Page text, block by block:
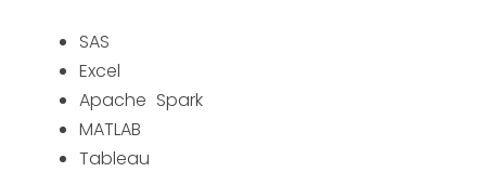
SAS
Excel
Apache Spark
MATLAB
Tableau